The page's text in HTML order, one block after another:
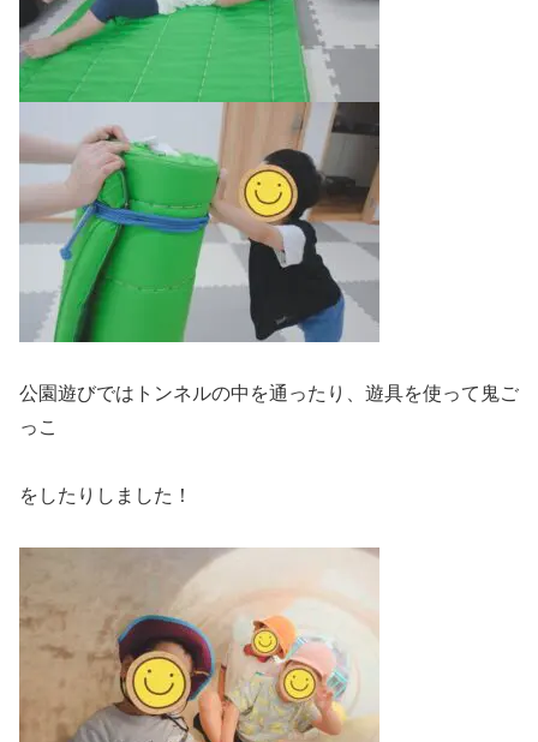
公園遊びではトンネルの中を通ったり、遊具を使って鬼ご
っこ
をしたりしました！